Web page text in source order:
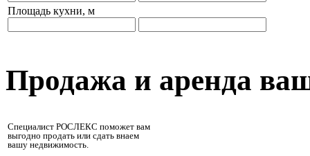
Площадь кухни, м
Продажа и аренда
Специалист РОСЛЕКС поможет вам
выгодно продать или сдать внаем
вашу недвижимость.